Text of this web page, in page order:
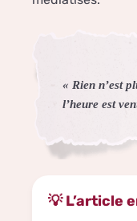
« Rien n’est
l’heure est
L’article